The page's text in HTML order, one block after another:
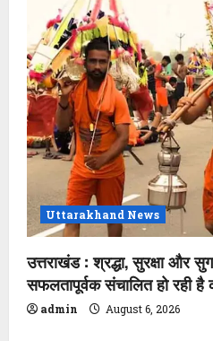
Uttarakhand News
उत्तराखंड : श्रद्धा, सुरक्षा और
सफलतापूर्वक संचालित हो रही है
admin August 6, 2026